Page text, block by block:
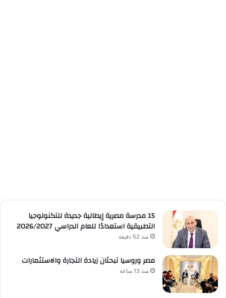
15 مدرسة مصرية إيطالية جديدة للتكنولوجيا
التطبيقية استعدادًا للعام الدراسي 2026/2027
منذ 52 دقيقة
مصر وروسيا تبحثان زيادة التجارة والاستثمارات
منذ 13 ساعة